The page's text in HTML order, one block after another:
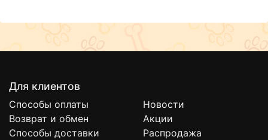
Для клиентов
Способы оплаты
Возврат и обмен
Способы доставки
Новости
Акции
Распродажа